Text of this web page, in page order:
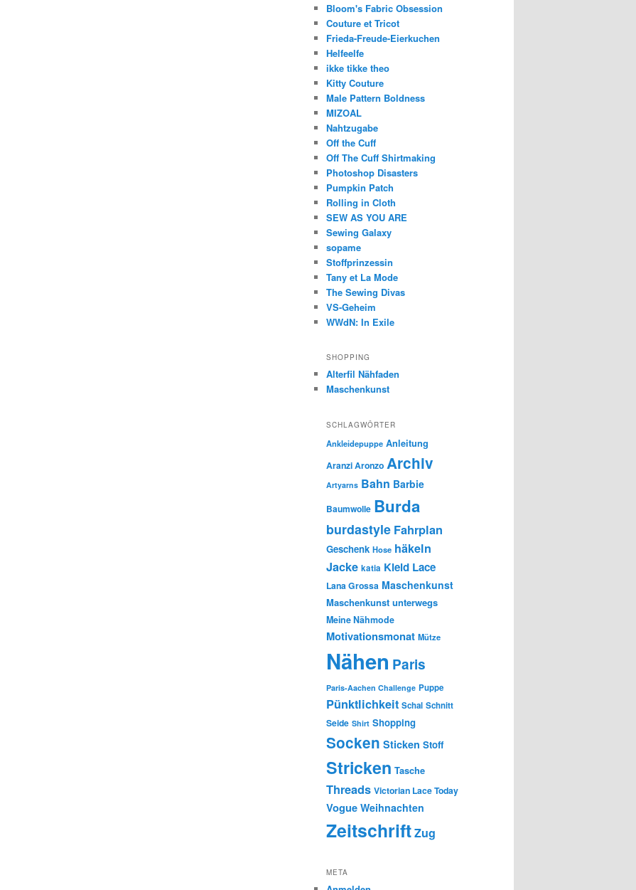
Bloom's Fabric Obsession
Couture et Tricot
Frieda-Freude-Eierkuchen
Helfeelfe
ikke tikke theo
Kitty Couture
Male Pattern Boldness
MIZOAL
Nahtzugabe
Off the Cuff
Off The Cuff Shirtmaking
Photoshop Disasters
Pumpkin Patch
Rolling in Cloth
SEW AS YOU ARE
Sewing Galaxy
sopame
Stoffprinzessin
Tany et La Mode
The Sewing Divas
VS-Geheim
WWdN: In Exile
SHOPPING
Alterfil Nähfaden
Maschenkunst
SCHLAGWÖRTER
Ankleidepuppe Anleitung
Aranzi Aronzo Archiv
Artyarns Bahn Barbie
Baumwolle Burda
burdastyle Fahrplan
Geschenk Hose häkeln
Jacke katia Kleid Lace
Lana Grossa Maschenkunst
Maschenkunst unterwegs
Meine Nähmode
Motivationsmonat Mütze
Nähen Paris
Paris-Aachen Challenge Puppe
Pünktlichkeit Schal Schnitt
Seide Shirt Shopping
Socken Sticken Stoff
Stricken Tasche
Threads Victorian Lace Today
Vogue Weihnachten
ZeitschriftZug
META